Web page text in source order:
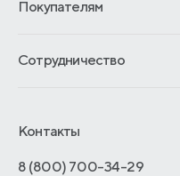
Гарантии
Отзывы покупателей
Покупателям
Обмен и возврат
Как оформить заказ
Адреса магазинов
Сотрудничество
Отельерам
Контакты
8 (800) 700-34-29